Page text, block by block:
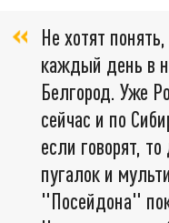
Не хотят
каждый день в
Белгород. Уже
сейчас и по
если говорят,
пугалок и
"Посейдона"